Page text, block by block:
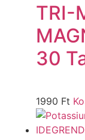
TRI-
30
1990 Ft